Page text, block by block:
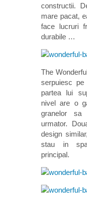
constructii.
mare pacat,
face lucruri
durabile …
The
serpuiesc
partea lui
nivel are o
granelor
urmator.
design
stau in
principal.